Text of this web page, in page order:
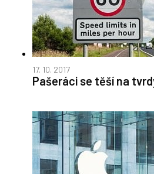
17. 10. 2017
Pašeráci se těší na